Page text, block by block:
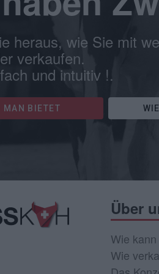
heraus, wie Sie mit
verkaufen.
und intuitiv !.
MAN BIETET
Über
Wie
Wie